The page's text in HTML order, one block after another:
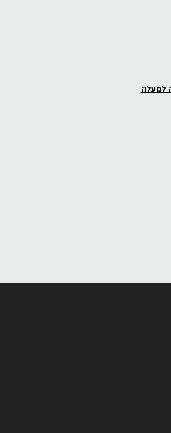
למעלה